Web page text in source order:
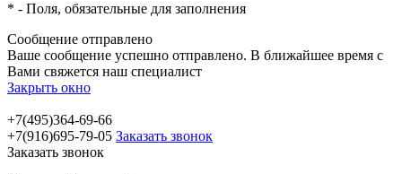
* - Поля, обязательные для заполнения
Сообщение отправлено
Ваше сообщение успешно отправлено. В ближайшее время с
Вами свяжется наш специалист
Закрыть окно
+7(495)364-69-66
+7(916)695-79-05 Заказать звонок
Заказать звонок